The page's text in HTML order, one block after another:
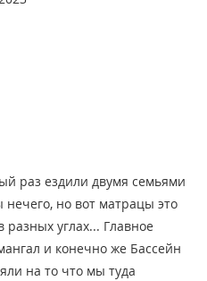
раз ездили двумя семьями
но вот матрацы это
углах... Главное
и конечно же Бассейн
на то что мы туда